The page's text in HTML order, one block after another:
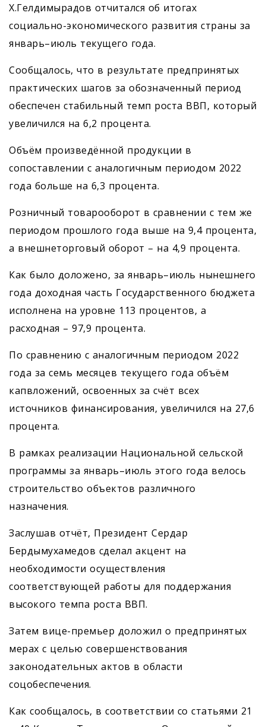
Х.Гелдимырадов отчитался об итогах
социально-экономического развития страны за
январь–июль текущего года.
Сообщалось, что в результате предпринятых
практических шагов за обозначенный период
обеспечен стабильный темп роста ВВП, который
увеличился на 6,2 процента.
Объём произведённой продукции в
сопоставлении с аналогичным периодом 2022
года больше на 6,3 процента.
Розничный товарооборот в сравнении с тем же
периодом прошлого года выше на 9,4 процента,
а внешнеторговый оборот – на 4,9 процента.
Как было доложено, за январь–июль нынешнего
года доходная часть Государственного бюджета
исполнена на уровне 113 процентов, а
расходная – 97,9 процента.
По сравнению с аналогичным периодом 2022
года за семь месяцев текущего года объём
капвложений, освоенных за счёт всех
источников финансирования, увеличился на 27,6
процента.
В рамках реализации Национальной сельской
программы за январь–июль этого года велось
строительство объектов различного
назначения.
Заслушав отчёт, Президент Сердар
Бердымухамедов сделал акцент на
необходимости осуществления
соответствующей работы для поддержания
высокого темпа роста ВВП.
Затем вице-премьер доложил о предпринятых
мерах с целью совершенствования
законодательных актов в области
соцобеспечения.
Как сообщалось, в соответствии со статьями 21